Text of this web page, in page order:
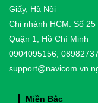
Giấy, Hà Nội
Chi nhánh HCM: Số
Quận 1, Hồ Chí Minh
0904095156,
support@navicom.vn
Miền Bắc